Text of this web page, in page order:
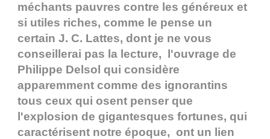
méchants pauvres contre les généreux et
si utiles riches, comme le pense un
certain J. C. Lattes, dont je ne vous
conseillerai pas la lecture, l'ouvrage de
Philippe Delsol qui considère
apparemment comme des ignorantins
tous ceux qui osent penser que
l'explosion de gigantesques fortunes, qui
caractérisent notre époque, ont un lien